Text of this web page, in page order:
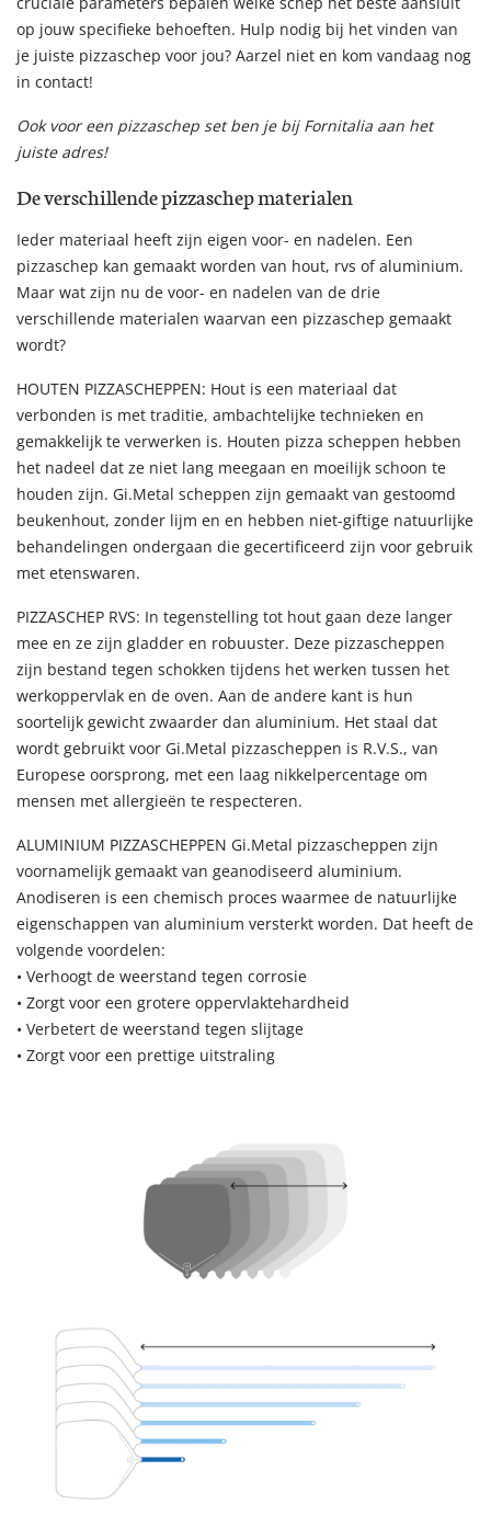
op jouw specifieke behoeften. Hulp nodig bij het vinden van
je juiste pizzaschep voor jou? Aarzel niet en kom vandaag nog
in contact!
Ook voor een pizzaschep set ben je bij Fornitalia aan het
juiste adres!
De verschillende pizzaschep materialen
Ieder materiaal heeft zijn eigen voor- en nadelen. Een
pizzaschep kan gemaakt worden van hout, rvs of aluminium.
Maar wat zijn nu de voor- en nadelen van de drie
verschillende materialen waarvan een pizzaschep gemaakt
wordt?
HOUTEN PIZZASCHEPPEN: Hout is een materiaal dat
verbonden is met traditie, ambachtelijke technieken en
gemakkelijk te verwerken is. Houten pizza scheppen hebben
het nadeel dat ze niet lang meegaan en moeilijk schoon te
houden zijn. Gi.Metal scheppen zijn gemaakt van gestoomd
beukenhout, zonder lijm en en hebben niet-giftige natuurlijke
behandelingen ondergaan die gecertificeerd zijn voor gebruik
met etenswaren.
PIZZASCHEP RVS: In tegenstelling tot hout gaan deze langer
mee en ze zijn gladder en robuuster. Deze pizzascheppen
zijn bestand tegen schokken tijdens het werken tussen het
werkoppervlak en de oven. Aan de andere kant is hun
soortelijk gewicht zwaarder dan aluminium. Het staal dat
wordt gebruikt voor Gi.Metal pizzascheppen is R.V.S., van
Europese oorsprong, met een laag nikkelpercentage om
mensen met allergieën te respecteren.
ALUMINIUM PIZZASCHEPPEN Gi.Metal pizzascheppen zijn
voornamelijk gemaakt van geanodiseerd aluminium.
Anodiseren is een chemisch proces waarmee de natuurlijke
eigenschappen van aluminium versterkt worden. Dat heeft de
volgende voordelen:
• Verhoogt de weerstand tegen corrosie
• Zorgt voor een grotere oppervlaktehardheid
• Verbetert de weerstand tegen slijtage
• Zorgt voor een prettige uitstraling